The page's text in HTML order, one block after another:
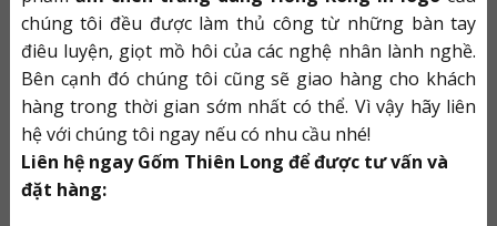
chúng tôi đều được làm thủ công từ những bàn tay
điêu luyện, giọt mồ hôi của các nghệ nhân lành nghề.
Bên cạnh đó chúng tôi cũng sẽ giao hàng cho khách
hàng trong thời gian sớm nhất có thể. Vì vậy hãy liên
hệ với chúng tôi ngay nếu có nhu cầu nhé!
Liên hệ ngay Gốm Thiên Long để được tư vấn và
đặt hàng: